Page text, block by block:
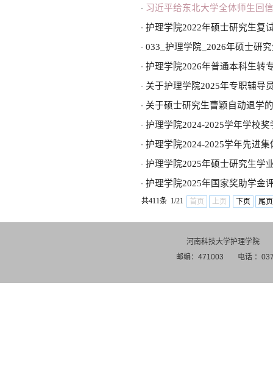
· 习近平给东北大学全体师生回信
· 护理学院2022年硕士研究生复
· 033_护理学院_2026年硕士研
· 护理学院2026年普通本科生转
· 关于护理学院2025年专职辅导
· 关于硕士研究生曹颖自动退学
· 护理学院2024-2025学年学校
· 护理学院2024-2025学年先进
· 护理学院2025年硕士研究生学
· 护理学院2025年国家奖助学金
共411条 1/21 首页 上页 下页 尾页
河南科技大学护理学院
邮编：471003
电话 ：